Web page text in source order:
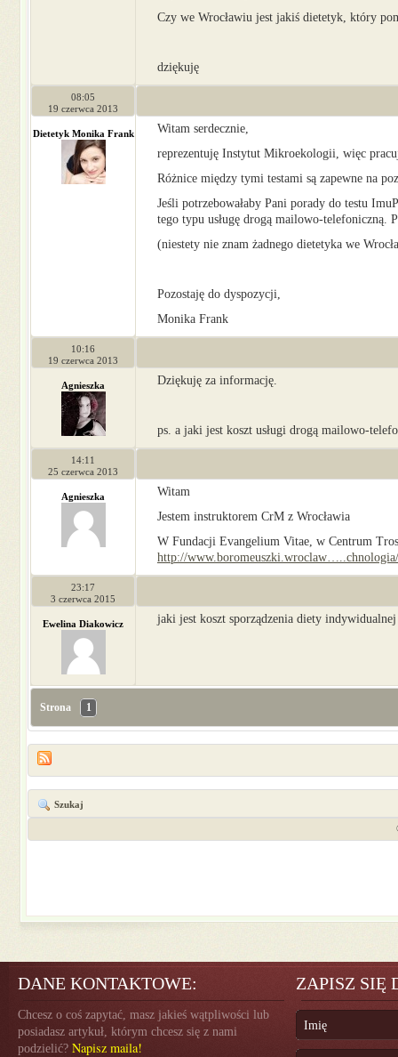
Czy we Wrocławiu jest jakiś dietetyk, który
dziękuję
08:05
19 czerwca 2013
Dietetyk Monika Frank
Witam serdecznie,
reprezentuję Instytut Mikroekologii, więc
Różnice między tymi testami są zapewne na
Jeśli potrzebowałaby Pani porady do testu
tego typu usługę drogą mailowo-telefoniczną.
(niestety nie znam żadnego dietetyka we
Pozostaję do dyspozycji,
Monika Frank
10:16
19 czerwca 2013
Agnieszka Dziękuję za informację.
ps. a jaki jest koszt usługi drogą mailowo-
14:11
25 czerwca 2013
Agnieszka
Witam
Jestem instruktorem CrM z Wrocławia
W Fundacji Evangelium Vitae, w Centrum
http://www.boromeuszki.wroclaw…..chnologia/
23:17
3 czerwca 2015
Ewelina Diakowicz jaki jest koszt sporządzenia diety
Strona 1
Szukaj
DANE KONTAKTOWE:
Chcesz o coś zapytać, masz jakieś wątpliwości lub
posiadasz artykuł, którym chcesz się z nami
podzielić? Napisz maila!
ZAPISZ SIĘ